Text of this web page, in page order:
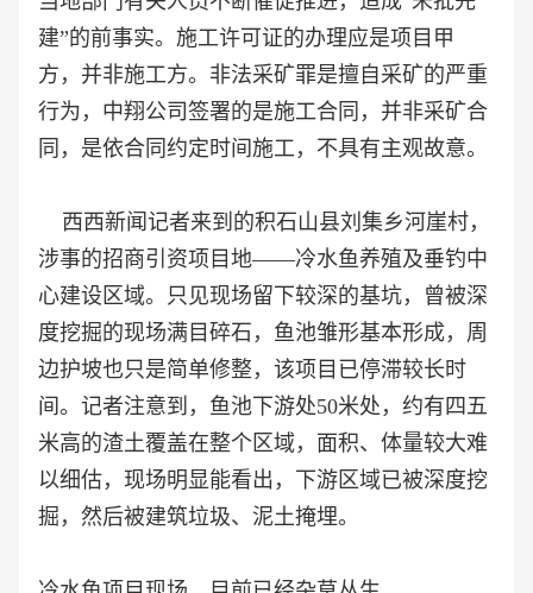
建”的前事实。施工许可证的办理应是项目甲
方，并非施工方。非法采矿罪是擅自采矿的严重
行为，中翔公司签署的是施工合同，并非采矿合
同，是依合同约定时间施工，不具有主观故意。
西西新闻记者来到的积石山县刘集乡河崖村，
涉事的招商引资项目地——冷水鱼养殖及垂钓中
心建设区域。只见现场留下较深的基坑，曾被深
度挖掘的现场满目碎石，鱼池雏形基本形成，周
边护坡也只是简单修整，该项目已停滞较长时
间。记者注意到，鱼池下游处50米处，约有四五
米高的渣土覆盖在整个区域，面积、体量较大难
以细估，现场明显能看出，下游区域已被深度挖
掘，然后被建筑垃圾、泥土掩埋。